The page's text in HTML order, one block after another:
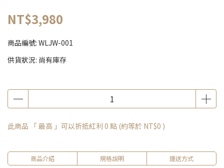
NT$3,980
商品編號: WLJW-001
供貨狀況: 尚有庫存
此商品 「 最高 」可以折抵紅利 0 點 (約等於 NT$0 )
商品介紹 規格說明 運送方式